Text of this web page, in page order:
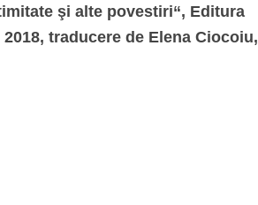
şi alte povestiri“, Editura
traducere de Elena Ciocoiu,